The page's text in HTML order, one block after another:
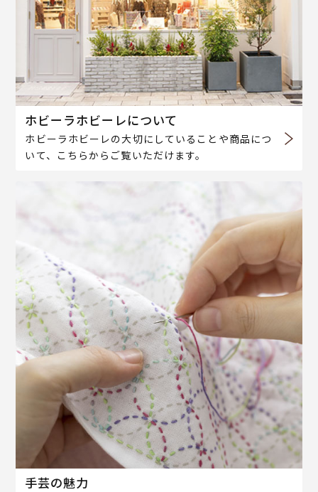
ホビーラホビーレについて
ホビーラホビーレの大切にしていることや商品につ
いて、こちらからご覧いただけます。
手芸の魅力